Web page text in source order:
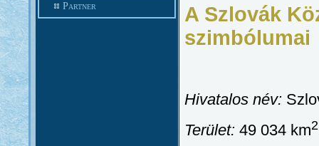
Partner
A Szlovák
szimbólumai
Hivatalos név:
Terület: 49 034 km2